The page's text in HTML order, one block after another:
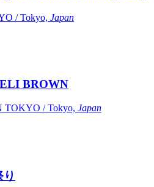
/ Tokyo, Japan
BROWN
TOKYO / Tokyo, Japan